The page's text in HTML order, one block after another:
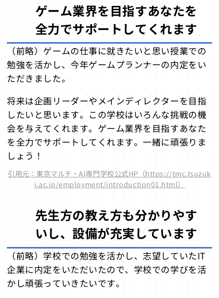
ゲーム業界を目指すあなたを
全力でサポートしてくれます
（前略）ゲームの仕事に就きたいと思い授業での
勉強を活かし、今年ゲームプランナーの内定をい
ただきました。
将来は企画リーダーやメインディレクターを目指
したいと思います。この学校はいろんな挑戦の機
会を与えてくれます。ゲーム業界を目指すあなた
を全力でサポートしてくれます。一緒に頑張りま
しょう！
引用元：東京マルチ・AI専門学校公式HP（https://tmc.tsuzuk
i.ac.jp/employment/introduction01.html）
先生方の教え方も分かりやす
いし、設備が充実しています
（前略）学校での勉強を活かし、志望していたIT
企業に内定をいただいたので、学校での学びを活
かし頑張っていきたいです。